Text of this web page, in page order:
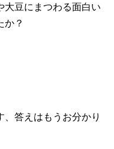
大豆にまつわる面白い
か？
答えはもうお分かり